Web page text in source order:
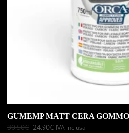
GUMEMP MATT CERA
30,50€ 24,90€ IVA inclusa